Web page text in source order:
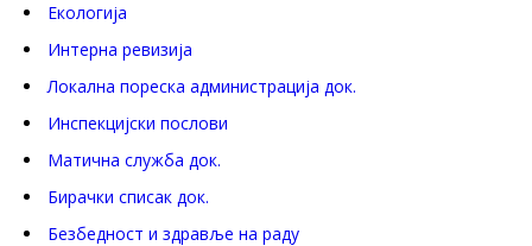
Eкологија
Интерна ревизија
Локална пореска администрација док.
Инспекцијски послови
Матична служба док.
Бирачки списак док.
Безбедност и здравље на раду